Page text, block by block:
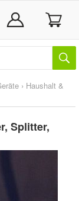
› Haushalt &
Splitter,